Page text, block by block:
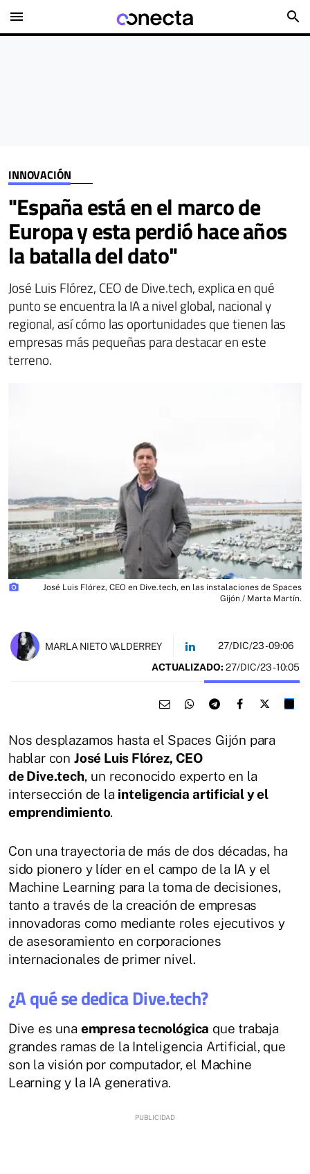
menu search
INNOVACIÓN
"España está en el marco de
Europa y esta perdió hace años
la batalla del dato"
José Luis Flórez, CEO de Dive.tech, explica en qué
punto se encuentra la IA a nivel global, nacional y
regional, así cómo las oportunidades que tienen las
empresas más pequeñas para destacar en este
terreno.
photo_camera
José Luis Flórez, CEO en Dive.tech, en las instalaciones de Spaces
Gijón / Marta Martín.
MARLA NIETO VALDERREY 27/DIC/23- 09:06
ACTUALIZADO: 27/DIC/23 - 10:05
Nos desplazamos hasta el Spaces Gijón para
hablar con José Luis Flórez, CEO
de Dive.tech, un reconocido experto en la
intersección de la inteligencia artificial y el
emprendimiento.
Con una trayectoria de más de dos décadas, ha
sido pionero y líder en el campo de la IA y el
Machine Learning para la toma de decisiones,
tanto a través de la creación de empresas
innovadoras como mediante roles ejecutivos y
de asesoramiento en corporaciones
internacionales de primer nivel.
¿A qué se dedica Dive.tech?
Dive es una empresa tecnológica que trabaja
grandes ramas de la Inteligencia Artificial, que
son la visión por computador, el Machine
Learning y la IA generativa.